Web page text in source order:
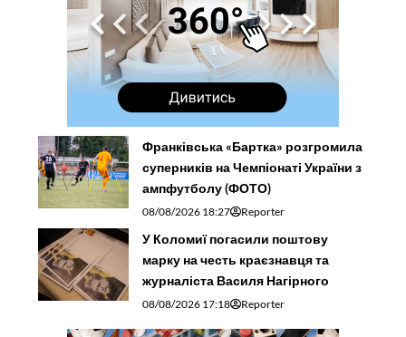
Франківська «Бартка» розгромила
суперників на Чемпіонаті України з
ампфутболу (ФОТО)
08/08/2026 18:27 Reporter
У Коломиї погасили поштову
марку на честь краєзнавця та
журналіста Василя Нагірного
08/08/2026 17:18 Reporter